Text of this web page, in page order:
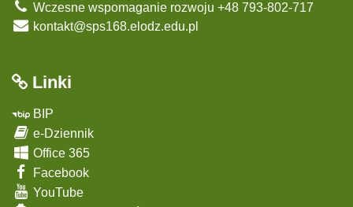
Wczesne wspomaganie rozwoju +48 793-802-717
kontakt@sps168.elodz.edu.pl
Linki
BIP
e-Dziennik
Office 365
Facebook
YouTube